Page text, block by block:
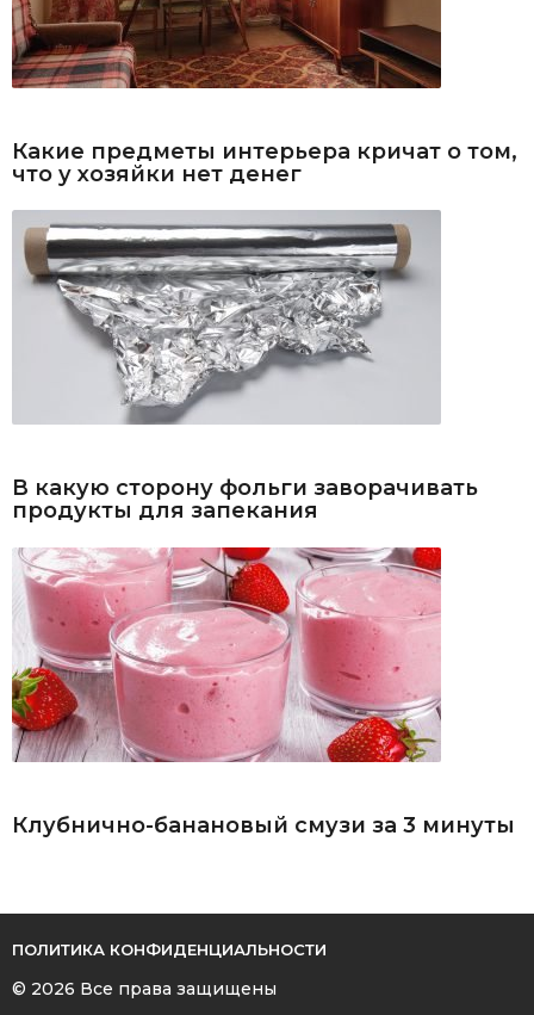
Какие предметы интерьера кричат о том,
что у хозяйки нет денег
В какую сторону фольги заворачивать
продукты для запекания
Клубнично-банановый смузи за 3 минуты
ПОЛИТИКА КОНФИДЕНЦИАЛЬНОСТИ
© 2026 Все права защищены